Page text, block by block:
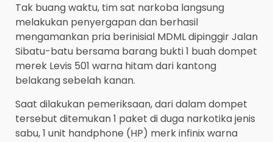
Tak buang waktu, tim sat narkoba langsung
melakukan penyergapan dan berhasil
mengamankan pria berinisial MDML dipinggir Jalan
Sibatu-batu bersama barang bukti 1 buah dompet
merek Levis 501 warna hitam dari kantong
belakang sebelah kanan.
Saat dilakukan pemeriksaan, dari dalam dompet
tersebut ditemukan 1 paket di duga narkotika jenis
sabu, 1 unit handphone (HP) merk infinix warna